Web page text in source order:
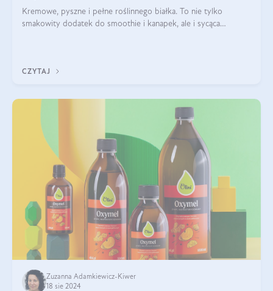
Kremowe, pyszne i pełne roślinnego białka. To nie tylko
smakowity dodatek do smoothie i kanapek, ale i sycąca
CZYTAJ
Zuzanna Adamkiewicz-Kiwer
18 sie 2024